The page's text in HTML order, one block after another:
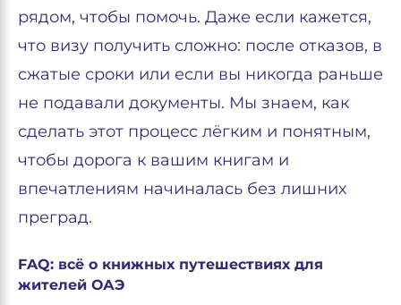
рядом, чтобы помочь. Даже если кажется,
что визу получить сложно: после отказов, в
сжатые сроки или если вы никогда раньше
не подавали документы. Мы знаем, как
сделать этот процесс лёгким и понятным,
чтобы дорога к вашим книгам и
впечатлениям начиналась без лишних
преград.
FAQ: всё о книжных путешествиях для
жителей ОАЭ